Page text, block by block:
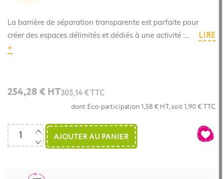
La barrière de séparation transparente est parfaite pour
créer des espaces délimités et dédiés à une activité :...
LIRE
+
254,28 € HT305,14 € TTC
dont Eco-participation 1,58 € HT, soit 1,90 € TTC
AJOUTER AU PANIER